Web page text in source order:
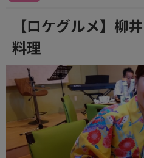
【ロケグルメ】柳
料理